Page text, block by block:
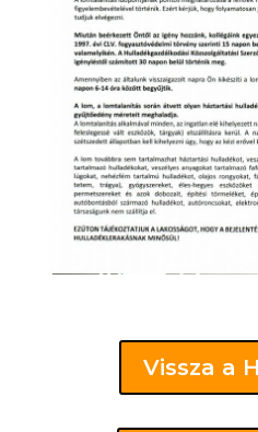
Vissza a